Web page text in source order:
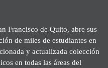
Francisco de Quito, abre sus
de miles de estudiantes en
y actualizada colección
en todas las áreas del